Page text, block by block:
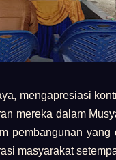
mengapresiasi
mereka dalam
pembangunan yang
masyarakat